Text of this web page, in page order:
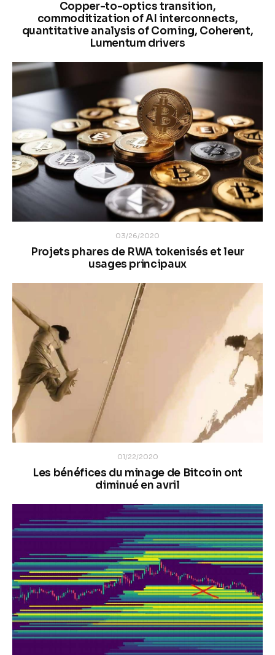
Copper-to-optics transition,
commoditization of AI interconnects,
quantitative analysis of Corning, Coherent,
Lumentum drivers
03/26/2020
Projets phares de RWA tokenisés et leur
usages principaux
01/22/2020
Les bénéfices du minage de Bitcoin ont
diminué en avril